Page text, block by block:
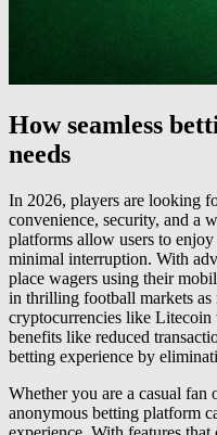
How seamless
needs
In 2026, players are looking
convenience, security, and a
platforms allow users to
minimal interruption. With
place wagers using their
in thrilling football markets
cryptocurrencies like
benefits like reduced
betting experience by
Whether you are a casual fan
anonymous betting platform